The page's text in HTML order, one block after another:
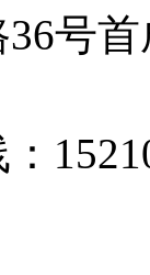
36号